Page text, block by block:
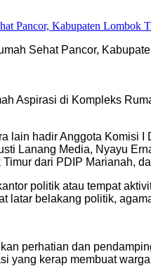
Sehat Pancor,
Aspirasi di Kompleks
hadir Anggota Komisi
Lanang Media, Nyayu
dari PDIP Marianah,
politik atau tempat
latar belakang politik,
perhatian dan
yang kerap membuat